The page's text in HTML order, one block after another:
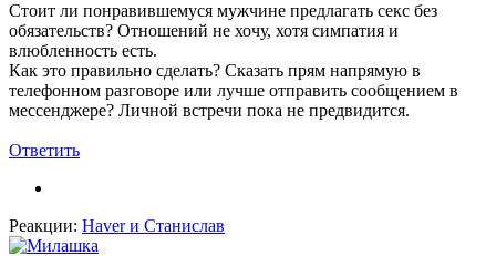
Стоит ли понравившемуся мужчине предлагать секс без
обязательств? Отношений не хочу, хотя симпатия и
влюбленность есть.
Как это правильно сделать? Сказать прям напрямую в
телефонном разговоре или лучше отправить сообщением в
мессенджере? Личной встречи пока не предвидится.
Ответить
Реакции: Haverи Станислав